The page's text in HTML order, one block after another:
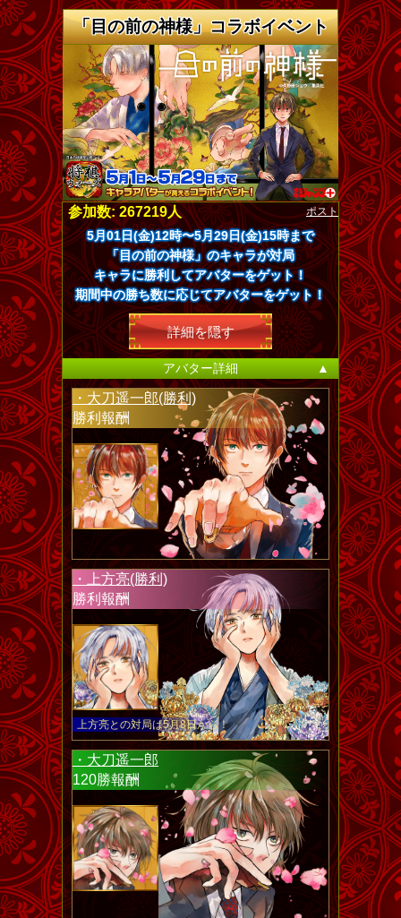
「目の前の神様」コラボイベント
ポスト
参加数: 267219人
5月01日(金)12時〜5月29日(金)15時まで
「目の前の神様」のキャラが対局
キャラに勝利してアバターをゲット！
期間中の勝ち数に応じてアバターをゲット！
詳細を隠す
アバター詳細 ▲
・大刀遥一郎(勝利)
勝利報酬
・上方亮(勝利)
勝利報酬
上方亮との対局は5月8日から！
・大刀遥一郎
120勝報酬